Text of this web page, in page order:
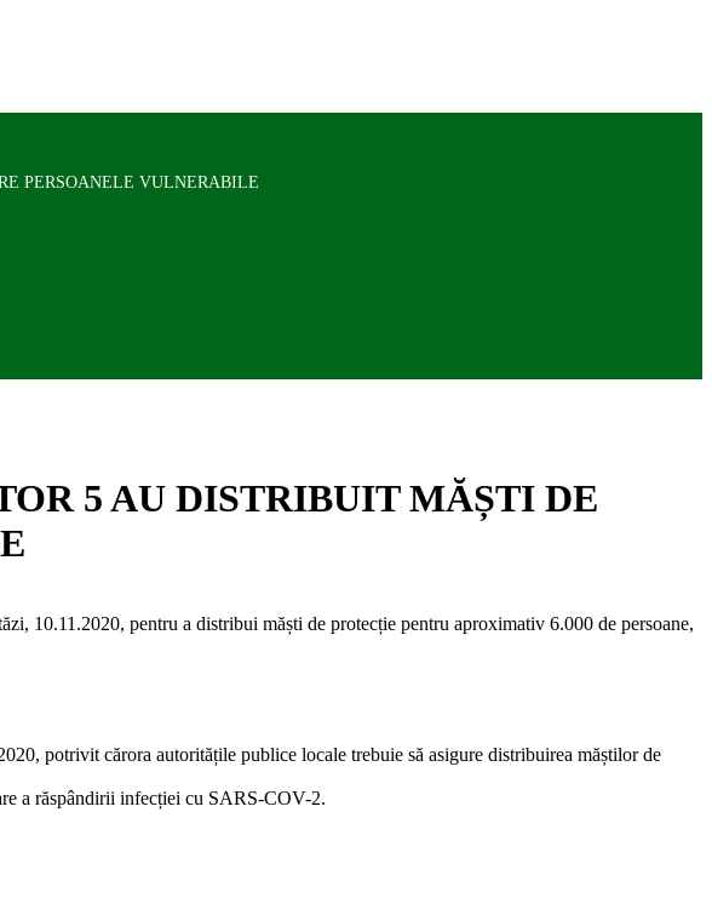
PERSOANELE VULNERABILE
5 AU DISTRIBUIT MĂȘTI DE
10.11.2020, pentru a distribui măști de protecție pentru aproximativ 6.000 de persoane,
potrivit cărora autoritățile publice locale trebuie să asigure distribuirea măștilor de
a răspândirii infecției cu SARS-COV-2.